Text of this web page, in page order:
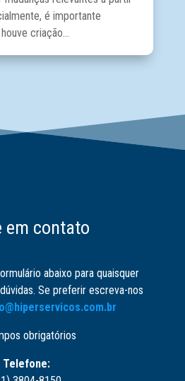
é importante
criação...
em contato
abaixo para quaisquer
Se preferir escreva-nos
obrigatórios
Telefone: